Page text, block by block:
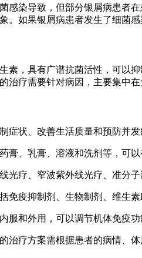
感染导致，但部分银屑病患者
。如果银屑病患者发生了细菌
素，具有广谱抗菌活性，可以
治疗需要针对病因，主要集中
症状、改善生活质量和预防并
膏、乳膏、溶液和洗剂等，可以
光疗、窄波紫外线光疗、准分
免疫抑制剂、生物制剂、维生
服和外用，可以调节机体免疫
治疗方案需根据患者的病情、